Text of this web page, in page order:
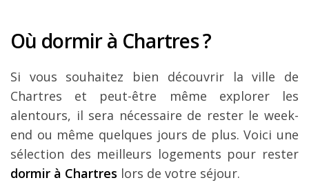
Où dormir à Chartres ?
Si vous souhaitez bien découvrir la ville de
Chartres et peut-être même explorer les
alentours, il sera nécessaire de rester le week-
end ou même quelques jours de plus. Voici une
sélection des meilleurs logements pour rester
dormir à Chartres lors de votre séjour.